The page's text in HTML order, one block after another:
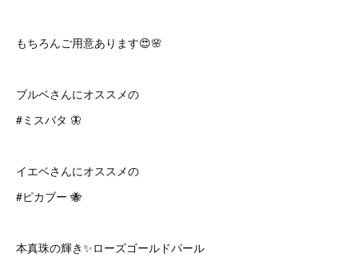
もちろんご用意あります😍🌸
ブルベさんにオススメの
#ミスバタ 🦋
イエベさんにオススメの
#ピカブー 🐝
本真珠の輝き✨ローズゴールドパール